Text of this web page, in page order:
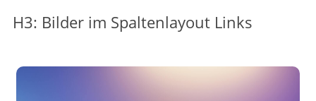
H3: Bilder im Spaltenlayout Links